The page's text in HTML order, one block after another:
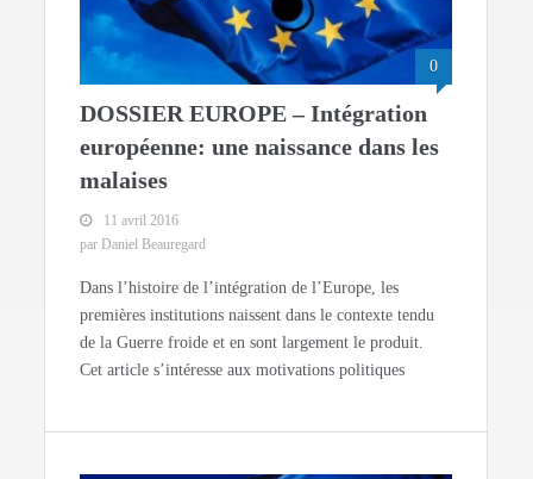
0
DOSSIER EUROPE – Intégration
européenne: une naissance dans les
malaises
11 avril 2016
par Daniel Beauregard
Dans l’histoire de l’intégration de l’Europe, les
premières institutions naissent dans le contexte tendu
de la Guerre froide et en sont largement le produit.
Cet article s’intéresse aux motivations politiques